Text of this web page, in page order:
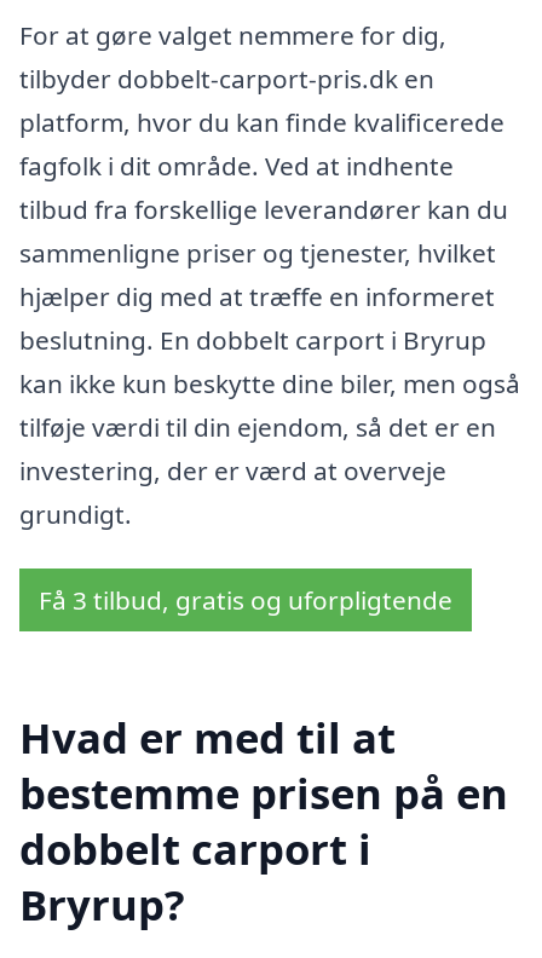
For at gøre valget nemmere for dig,
tilbyder dobbelt-carport-pris.dk en
platform, hvor du kan finde kvalificerede
fagfolk i dit område. Ved at indhente
tilbud fra forskellige leverandører kan du
sammenligne priser og tjenester, hvilket
hjælper dig med at træffe en informeret
beslutning. En dobbelt carport i Bryrup
kan ikke kun beskytte dine biler, men også
tilføje værdi til din ejendom, så det er en
investering, der er værd at overveje
grundigt.
Få 3 tilbud, gratis og uforpligtende
Hvad er med til at
bestemme prisen på en
dobbelt carport i
Bryrup?